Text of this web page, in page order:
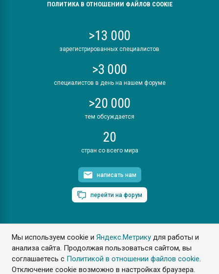
Мы используем cookie иЯндекс.Метрику для работы и
анализа сайта. Продолжая пользоваться сайтом, вы
соглашаетесь с Политикой в отношении файлов cookie.
Отключение cookie возможно в настройках браузера.
ПОЛИТИКА В ОТНОШЕНИИ ФАЙЛОВ COOKIE
>13 000
зарегистрированных специалистов
>3 000
специалистов в день на нашем форуме
>20 000
тем обсуждается
20
стран со всего мира
написать нам
перейти на форум
ПластЭксперт © 2006. Все права защищены
Разрешается копирование материалов сайта с обязательной
ссылкой на www.e-plastic.ru
Разработка сайта